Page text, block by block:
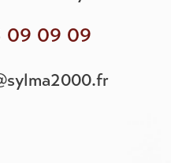
09 09 09